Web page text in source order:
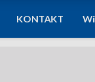
KONTAKT